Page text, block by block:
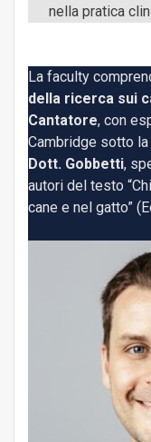
nella pratica
La faculty
della ricerca sui
Cantatore, con
Cambridge sotto
Dott. Gobbetti,
autori del testo
cane e nel gatto”